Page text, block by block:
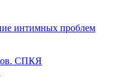
интимных проблем
СПКЯ